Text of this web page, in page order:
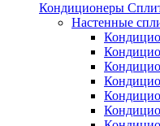
Кондиционеры
Настенные